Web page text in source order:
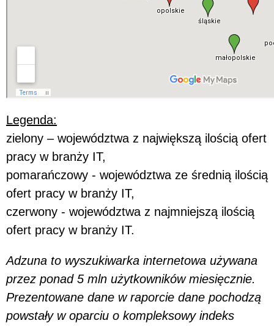
Legenda:
zielony – województwa z największą ilością ofert
pracy w branży IT,
pomarańczowy - województwa ze średnią ilością
ofert pracy w branży IT,
czerwony - województwa z najmniejszą ilością
ofert pracy w branży IT.
Adzuna to wyszukiwarka internetowa używana
przez ponad 5 mln użytkowników miesięcznie.
Prezentowane dane w raporcie dane pochodzą
powstały w oparciu o kompleksowy indeks